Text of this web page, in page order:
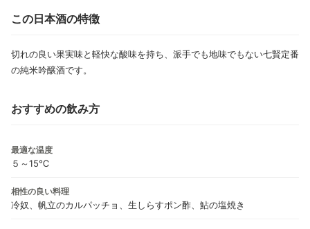
この日本酒の特徴
切れの良い果実味と軽快な酸味を持ち、派手でも地味でもない七賢定番
の純米吟醸酒です。
おすすめの飲み方
最適な温度
５～15℃
相性の良い料理
冷奴、帆立のカルパッチョ、生しらすポン酢、鮎の塩焼き